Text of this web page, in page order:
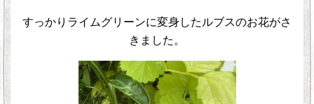
すっかりライムグリーンに変身したルブスのお花がさ
きました。